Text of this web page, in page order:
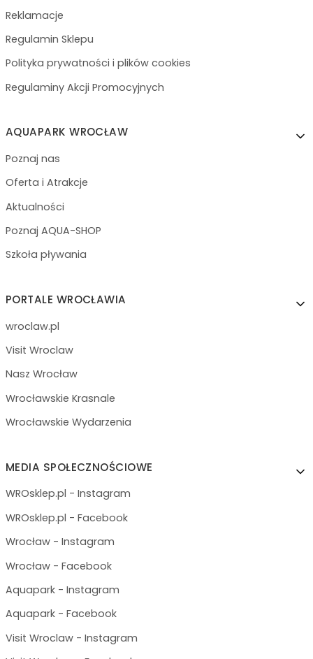
Reklamacje
Regulamin Sklepu
Polityka prywatności i plików cookies
Regulaminy Akcji Promocyjnych
AQUAPARK WROCŁAW
Poznaj nas
Oferta i Atrakcje
Aktualności
Poznaj AQUA-SHOP
Szkoła pływania
PORTALE WROCŁAWIA
wroclaw.pl
Visit Wroclaw
Nasz Wrocław
Wrocławskie Krasnale
Wrocławskie Wydarzenia
MEDIA SPOŁECZNOŚCIOWE
WROsklep.pl - Instagram
WROsklep.pl - Facebook
Wrocław - Instagram
Wrocław - Facebook
Aquapark - Instagram
Aquapark - Facebook
Visit Wroclaw - Instagram